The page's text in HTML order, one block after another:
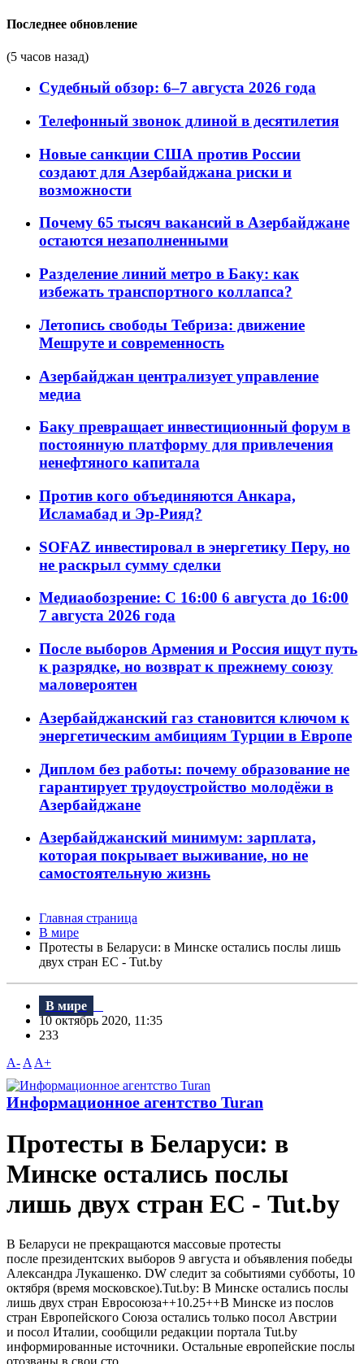
Последнее обновление
(5 часов назад)
Судебный обзор: 6–7 августа 2026 года
Телефонный звонок длиной в десятилетия
Новые санкции США против России
создают для Азербайджана риски и
возможности
Почему 65 тысяч вакансий в Азербайджане
остаются незаполненными
Разделение линий метро в Баку: как
избежать транспортного коллапса?
Летопись свободы Тебриза: движение
Мешруте и современность
Азербайджан централизует управление
медиа
Баку превращает инвестиционный форум в
постоянную платформу для привлечения
ненефтяного капитала
Против кого объединяются Анкара,
Исламабад и Эр-Рияд?
SOFAZ инвестировал в энергетику Перу, но
не раскрыл сумму сделки
Медиаобозрение: С 16:00 6 августа до 16:00
7 августа 2026 года
После выборов Армения и Россия ищут путь
к разрядке, но возврат к прежнему союзу
маловероятен
Азербайджанский газ становится ключом к
энергетическим амбициям Турции в Европе
Диплом без работы: почему образование не
гарантирует трудоустройство молодёжи в
Азербайджане
Азербайджанский минимум: зарплата,
которая покрывает выживание, но не
самостоятельную жизнь
Главная страница
В мире
Протесты в Беларуси: в Минске остались послы лишь
двух стран ЕС - Tut.by
В мире
10 октябрь 2020, 11:35
233
A- A A+
Информационное агентство Turan
Протесты в Беларуси: в
Минске остались послы
лишь двух стран ЕС - Tut.by
В Беларуси не прекращаются массовые протесты
после президентских выборов 9 августа и объявления победы
Александра Лукашенко. DW следит за событиями субботы, 10
октября (время московское).Tut.by: В Минске остались послы
лишь двух стран Евросоюза++10.25++В Минске из послов
стран Европейского Союза остались только посол Австрии
и посол Италии, сообщили редакции портала Tut.by
информированные источники. Остальные европейские послы
отозваны в свои сто...